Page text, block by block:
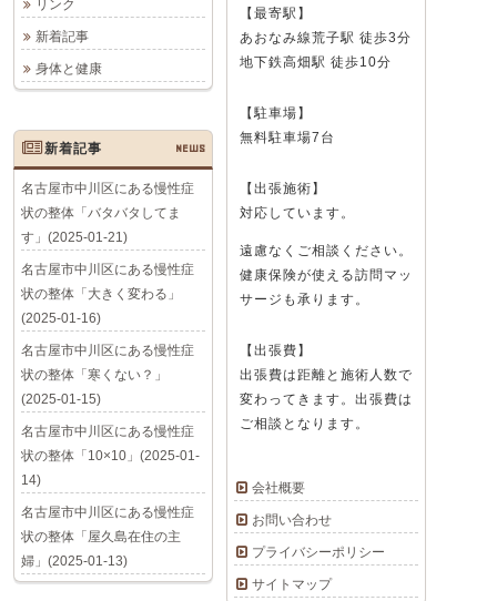
【最寄駅】
あおなみ線荒子駅 徒歩3分
地下鉄高畑駅 徒歩10分
【駐車場】
無料駐車場7台
【出張施術】
対応しています。
遠慮なくご相談ください。
健康保険が使える訪問マッ
サージも承ります。
【出張費】
出張費は距離と施術人数で
変わってきます。出張費は
ご相談となります。
会社概要
お問い合わせ
プライバシーポリシー
サイトマップ
リンク
新着記事
身体と健康
新着記事 NEWS
名古屋市中川区にある慢性症
状の整体「バタバタしてま
す」(2025-01-21)
名古屋市中川区にある慢性症
状の整体「大きく変わる」
(2025-01-16)
名古屋市中川区にある慢性症
状の整体「寒くない？」
(2025-01-15)
名古屋市中川区にある慢性症
状の整体「10×10」(2025-01-
14)
名古屋市中川区にある慢性症
状の整体「屋久島在住の主
婦」(2025-01-13)